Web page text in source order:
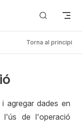
Torna al principi
agregar dades en
l'ús de l'operació